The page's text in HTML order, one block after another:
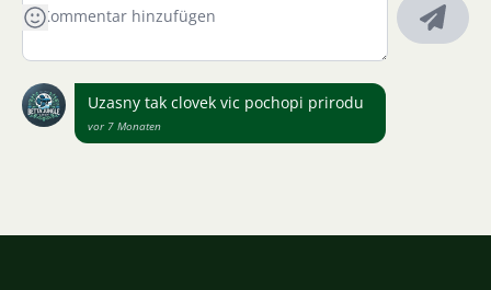
Uzasny tak clovek vic pochopi prirodu
vor 7 Monaten